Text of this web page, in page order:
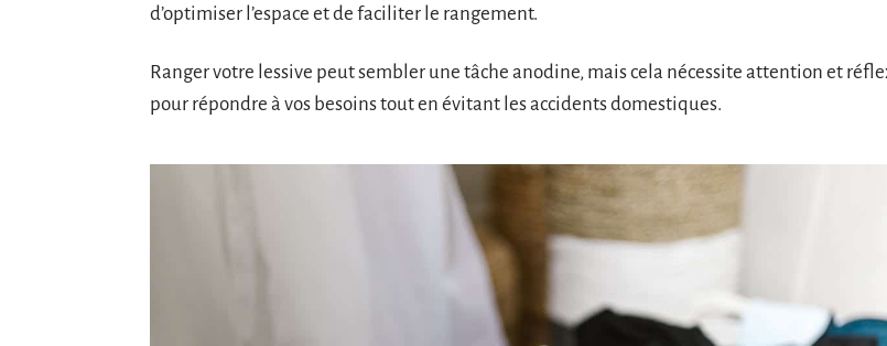
d’optimiser l’espace et de faciliter le rangement.
Ranger votre lessive peut sembler une tâche anodine, mais cela nécessite attention et
pour répondre à vos besoins tout en évitant les accidents domestiques.